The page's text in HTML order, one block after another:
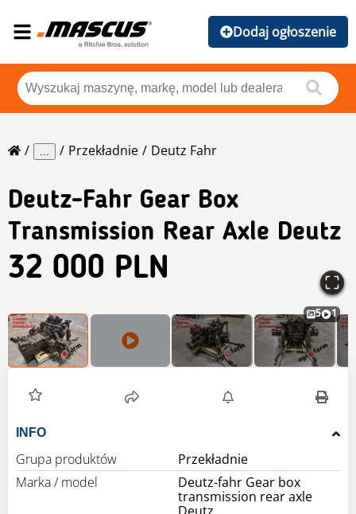
Dodaj ogłoszenie
... Przekładnie Deutz Fahr
Deutz-Fahr Gear Box
Transmission Rear Axle Deutz
32 000 PLN
5 1
INFO
Grupa produktów
Przekładnie
Marka / model
Deutz-fahr Gear box
transmission rear axle